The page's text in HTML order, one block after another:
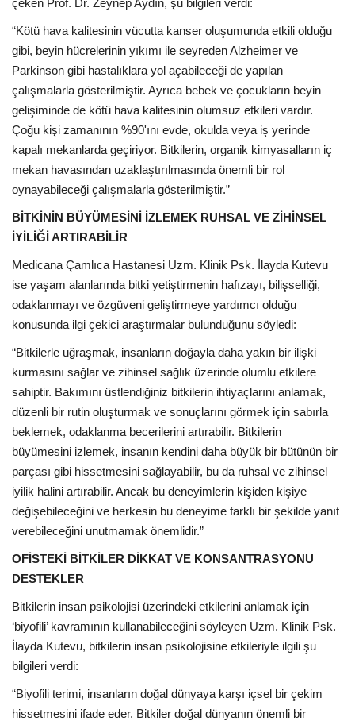
“Kötü hava kalitesinin vücutta kanser oluşumunda etkili olduğu
gibi, beyin hücrelerinin yıkımı ile seyreden Alzheimer ve
Parkinson gibi hastalıklara yol açabileceği de yapılan
çalışmalarla gösterilmiştir. Ayrıca bebek ve çocukların beyin
gelişiminde de kötü hava kalitesinin olumsuz etkileri vardır.
Çoğu kişi zamanının %90'ını evde, okulda veya iş yerinde
kapalı mekanlarda geçiriyor. Bitkilerin, organik kimyasalların iç
mekan havasından uzaklaştırılmasında önemli bir rol
oynayabileceği çalışmalarla gösterilmiştir.”
BİTKİNİN BÜYÜMESİNİ İZLEMEK RUHSAL VE ZİHİNSEL
İYİLİĞİ ARTIRABİLİR
Medicana Çamlıca Hastanesi Uzm. Klinik Psk. İlayda Kutevu
ise yaşam alanlarında bitki yetiştirmenin hafızayı, bilişselliği,
odaklanmayı ve özgüveni geliştirmeye yardımcı olduğu
konusunda ilgi çekici araştırmalar bulunduğunu söyledi:
“Bitkilerle uğraşmak, insanların doğayla daha yakın bir ilişki
kurmasını sağlar ve zihinsel sağlık üzerinde olumlu etkilere
sahiptir. Bakımını üstlendiğiniz bitkilerin ihtiyaçlarını anlamak,
düzenli bir rutin oluşturmak ve sonuçlarını görmek için sabırla
beklemek, odaklanma becerilerini artırabilir. Bitkilerin
büyümesini izlemek, insanın kendini daha büyük bir bütünün bir
parçası gibi hissetmesini sağlayabilir, bu da ruhsal ve zihinsel
iyilik halini artırabilir. Ancak bu deneyimlerin kişiden kişiye
değişebileceğini ve herkesin bu deneyime farklı bir şekilde yanıt
verebileceğini unutmamak önemlidir.”
OFİSTEKİ BİTKİLER DİKKAT VE KONSANTRASYONU
DESTEKLER
Bitkilerin insan psikolojisi üzerindeki etkilerini anlamak için
‘biyofili’ kavramının kullanabileceğini söyleyen Uzm. Klinik Psk.
İlayda Kutevu, bitkilerin insan psikolojisine etkileriyle ilgili şu
bilgileri verdi:
“Biyofili terimi, insanların doğal dünyaya karşı içsel bir çekim
hissetmesini ifade eder. Bitkiler doğal dünyanın önemli bir